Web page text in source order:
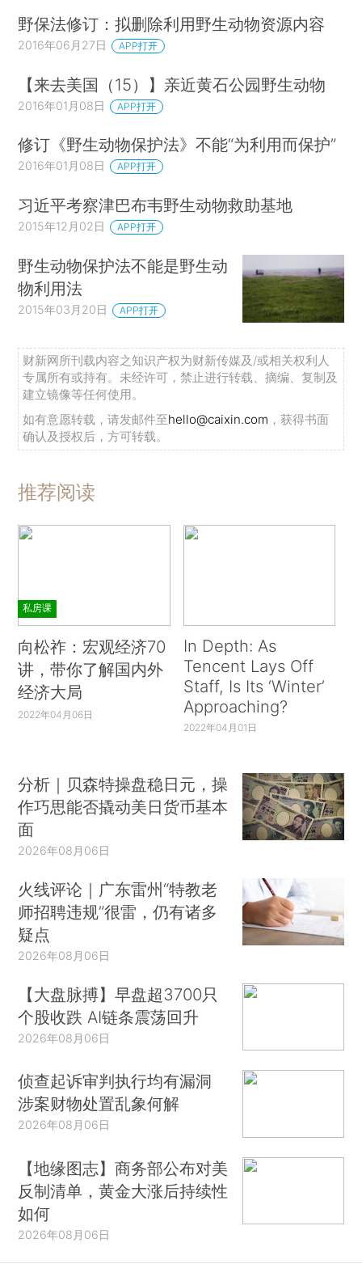
野保法修订：拟删除利用野生动物资源内容
2016年06月27日 APP打开
【来去美国（15）】亲近黄石公园野生动物
2016年01月08日 APP打开
修订《野生动物保护法》不能“为利用而保护”
2016年01月08日 APP打开
习近平考察津巴布韦野生动物救助基地
2015年12月02日 APP打开
野生动物保护法不能是野生动
物利用法
2015年03月20日 APP打开
财新网所刊载内容之知识产权为财新传媒及/或相关权利人
专属所有或持有。未经许可，禁止进行转载、摘编、复制及
建立镜像等任何使用。
如有意愿转载，请发邮件至hello@caixin.com ，获得书面
确认及授权后，方可转载。
推荐阅读
私房课
向松祚：宏观经济70
讲，带你了解国内外
经济大局
2022年04月06日
In Depth: As
Tencent Lays Off
Staff, Is Its ‘Winter’
Approaching?
2022年04月01日
分析｜贝森特操盘稳日元，操
作巧思能否撬动美日货币基本
面
2026年08月06日
火线评论｜广东雷州“特教老
师招聘违规”很雷，仍有诸多
疑点
2026年08月06日
【大盘脉搏】早盘超3700只
个股收跌 AI链条震荡回升
2026年08月06日
侦查起诉审判执行均有漏洞
涉案财物处置乱象何解
2026年08月06日
【地缘图志】商务部公布对美
反制清单，黄金大涨后持续性
如何
2026年08月06日